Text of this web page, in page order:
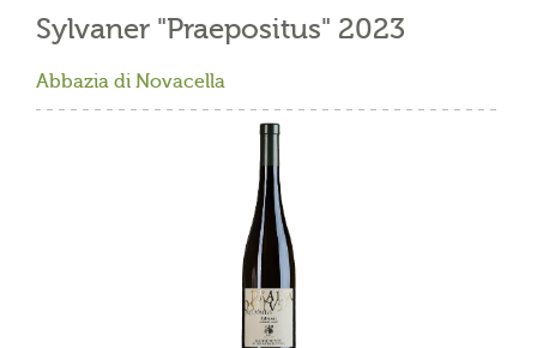
Sylvaner "Praepositus" 2023
Abbazia di Novacella